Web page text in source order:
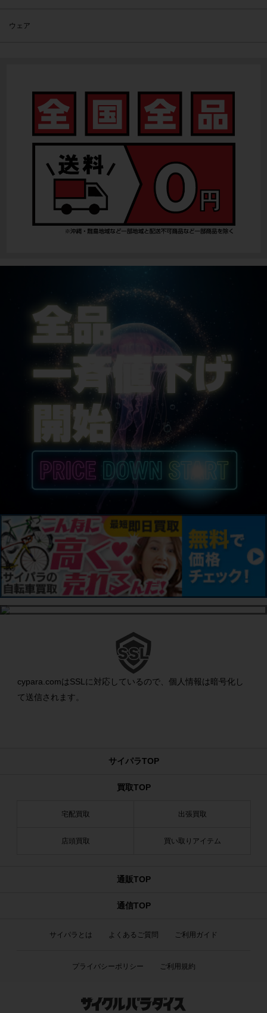
ウェア
cypara.comはSSLに対応しているので、個人情報は暗号化し
て送信されます。
サイパラTOP
買取TOP
宅配買取 出張買取
店頭買取 買い取りアイテム
通販TOP
通信TOP
サイパラとは よくあるご質問 ご利用ガイド
プライバシーポリシー ご利用規約